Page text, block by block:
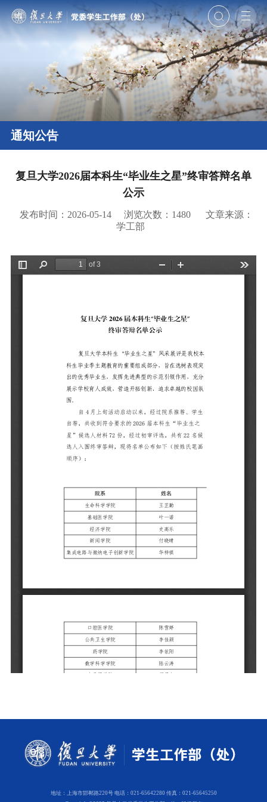
通知公告
复旦大学2026届本科生“毕业生之星”终审答辩名单
公示
发布时间：2026-05-14 浏览次数： 1480
文章来源：
学工部
地址：上海市邯郸路220号 电话：021-65642280 传真：021-65645250